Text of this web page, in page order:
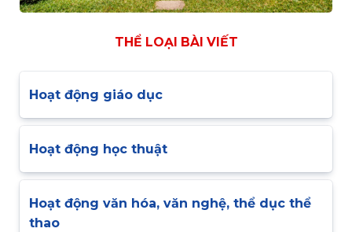
THỂ LOẠI BÀI VIẾT
Hoạt động giáo dục
Hoạt động học thuật
Hoạt động văn hóa, văn nghệ, thể dục thể
thao